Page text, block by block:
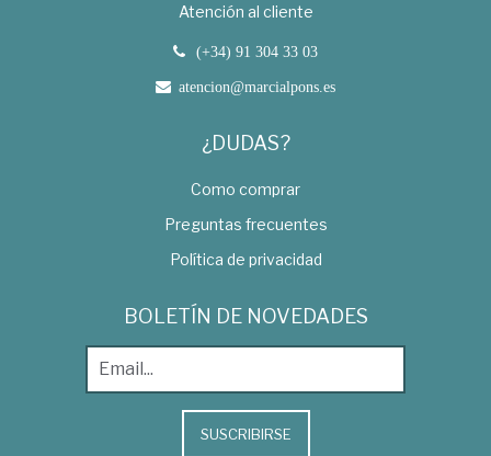
Atención al cliente
(+34) 91 304 33 03
atencion@marcialpons.es
¿DUDAS?
Como comprar
Preguntas frecuentes
Política de privacidad
BOLETÍN DE NOVEDADES
SUSCRIBIRSE